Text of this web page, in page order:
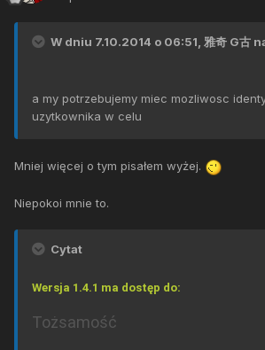
W dniu 7.10.2014 o 06:51, 雅奇 G古
a my potrzebujemy miec mozliwosc
uzytkownika w celu
Mniej więcej o tym pisałem wyżej.
Niepokoi mnie to.
Cytat
Wersja 1.4.1 ma dostęp do:
Tożsamość